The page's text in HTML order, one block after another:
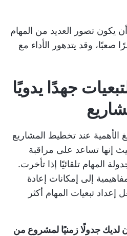
يكون تصور العديد من المهام
وقد يتدهور الأداء مع
جهدًا يدويًا
الأهمية عند تخطيط المشاريع
إنها تساعد على مراقبة
المهام تلقائيًا إذا تأخرت.
إلى إمكانات إعادة
إعداد تبعيات المهام أكثر
لديك جدولًا زمنيًا لمشروع من